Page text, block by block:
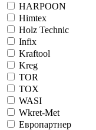
HARPOON
Himtex
Holz Technic
Infix
Kraftool
Kreg
TOR
TOX
WASI
Wkret-Met
Европартнер